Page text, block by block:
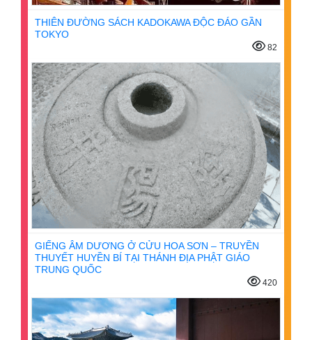
THIÊN ĐƯỜNG SÁCH KADOKAWA ĐỘC ĐÁO GẦN
TOKYO
82
GIẾNG ÂM DƯƠNG Ở CỬU HOA SƠN – TRUYỀN
THUYẾT HUYỀN BÍ TẠI THÁNH ĐỊA PHẬT GIÁO
TRUNG QUỐC
420